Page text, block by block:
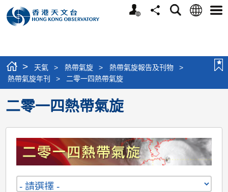
個
分
搜
語
選
> 天氣 > 熱帶氣旋 > 熱帶氣旋報告及刊物
>
熱帶氣旋年刊
> 二零一四熱帶氣旋
二零一四熱帶氣旋